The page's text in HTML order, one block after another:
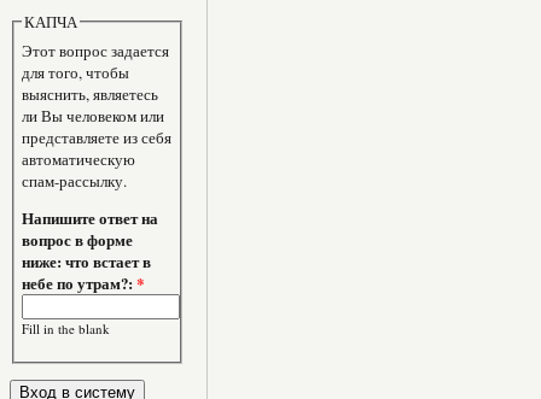
КАПЧА
Этот вопрос задается
для того, чтобы
выяснить, являетесь
ли Вы человеком или
представляете из себя
автоматическую
спам-рассылку.
Напишите ответ на
вопрос в форме
ниже: что встает в
небе по утрам?:*
Fill in the blank